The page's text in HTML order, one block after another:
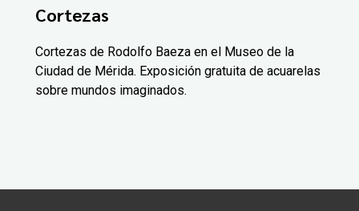
Cortezas
Cortezas de Rodolfo Baeza en el Museo de la
Ciudad de Mérida. Exposición gratuita de acuarelas
sobre mundos imaginados.